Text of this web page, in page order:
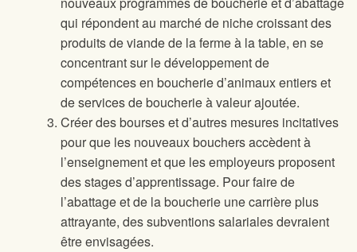
qui répondent au marché de niche croissant des
produits de viande de la ferme à la table, en se
concentrant sur le développement de
compétences en boucherie d’animaux entiers et
de services de boucherie à valeur ajoutée.
Créer des bourses et d’autres mesures incitatives
pour que les nouveaux bouchers accèdent à
l’enseignement et que les employeurs proposent
des stages d’apprentissage. Pour faire de
l’abattage et de la boucherie une carrière plus
attrayante, des subventions salariales devraient
être envisagées.